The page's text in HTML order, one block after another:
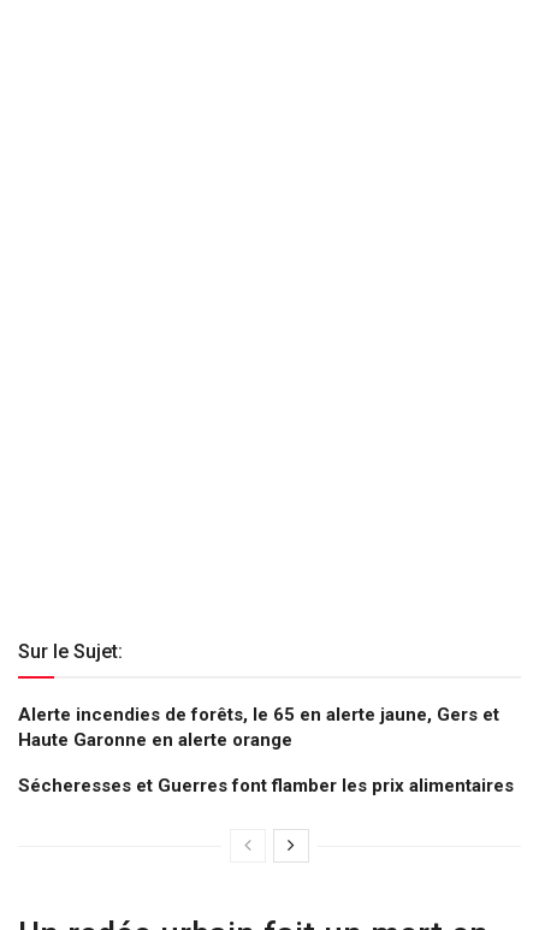
Sur le Sujet:
Alerte incendies de forêts, le 65 en alerte jaune, Gers et
Haute Garonne en alerte orange
Sécheresses et Guerres font flamber les prix alimentaires